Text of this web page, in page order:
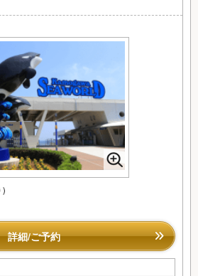
)
詳細/ご予約